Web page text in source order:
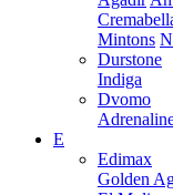
Mintons
Durstone
Indiga
Dvomo
E
Edimax
Golden